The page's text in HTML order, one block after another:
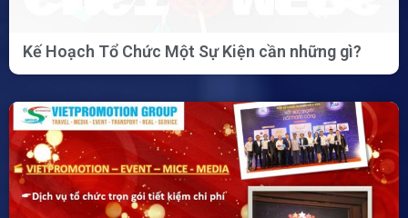
Kế Hoạch Tổ Chức Một Sự Kiện cần những gì?